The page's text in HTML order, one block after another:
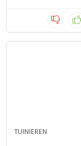
TUINIEREN